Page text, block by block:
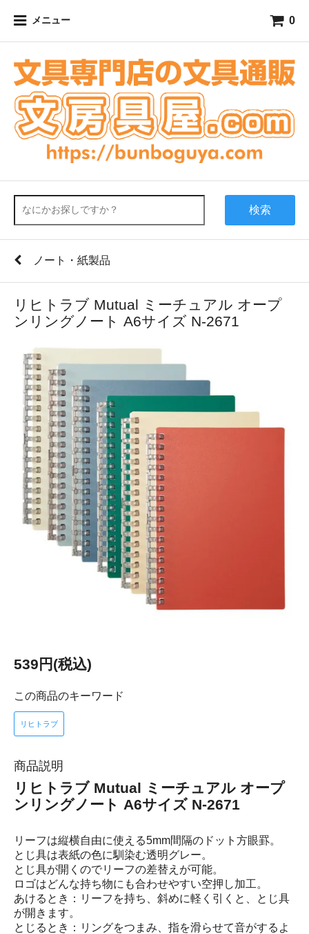
メニュー 0
検索
ノート・紙製品
リヒトラブ Mutual ミーチュアル オープ
ンリングノート A6サイズ N-2671
539円(税込)
この商品のキーワード
リヒトラブ
商品説明
リヒトラブ Mutual ミーチュアル オープ
ンリングノート A6サイズ N-2671
リーフは縦横自由に使える5mm間隔のドット方眼罫。
とじ具は表紙の色に馴染む透明グレー。
とじ具が開くのでリーフの差替えが可能。
ロゴはどんな持ち物にも合わせやすい空押し加工。
あけるとき：リーフを持ち、斜めに軽く引くと、とじ具
が開きます。
とじるとき：リングをつまみ、指を滑らせて音がするよ